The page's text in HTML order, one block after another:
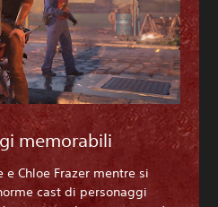
memorabili
e Chloe Frazer mentre si
cast di personaggi